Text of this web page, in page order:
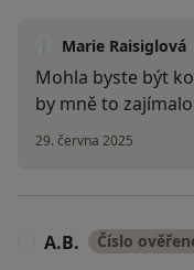
Marie Raisiglová
Mohla byste být
by mně to
29. června 2025
A.B. Číslo